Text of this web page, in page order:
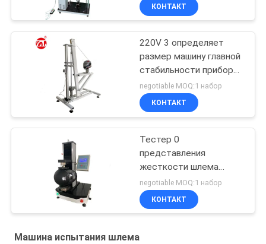
КОНТАКТ
220V 3 определяет
размер машину главной
стабильности прибора
отладки шлема
прессформ испытывая
negotiable MOQ:1 набор
КОНТАКТ
Тестер 0
представления
жесткости шлема
экрана касания PLC
GB24429 | 2000N
negotiable MOQ:1 набор
КОНТАКТ
Машина испытания шлема